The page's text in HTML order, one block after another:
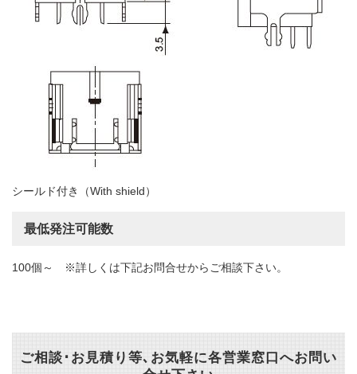
シールド付き（With shield）
最低発注可能数
100個～ ※詳しくは下記お問合せからご相談下さい。
ご相談･お見積り等､お気軽に各営業窓口へお問い